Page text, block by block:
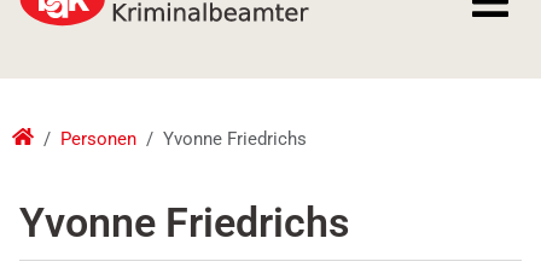
Personen Yvonne Friedrichs
Yvonne Friedrichs